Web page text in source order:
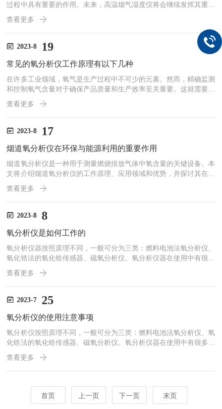
过程中具有重要的作用。未来，高温烟气湿度仪将会继续发挥其重要
作用，并且将会出现一些新的发展趋势和技术进步。首先，高温烟气
湿度仪将会更加精确和可靠。随着工业生产的发展和对环境问题的关
注，对于高温烟气湿度的测量要求也越来越高。因此，高温烟气湿度
仪将会不断地改进和升级，以提高其测量精度和稳定性，满足工业生
产的需求。其次，高温烟气湿度仪将会更加智能化和自动化。随着工
业自动化的不断发展，高温烟气湿度仪也将逐渐融入自动化系统
查看更多
2023-8 19
常见的氧分析仪工作原理有以下几种
在许多工业领域，氧气是生产过程中不可少的元素。然而，精确监测
和控制氧气含量对于确保产品质量和生产效率至关重要。这就需要一
种高精度、可靠性强的仪器来进行氧气分析。本文将介绍氧分析仪的
原理、应用和优势，并探讨其在现代化生产过程中的重要性。氧分析
仪通过测量样品中氧气的浓度来确定氧气含量。常见的氧分析仪工作
原理有以下几种：电化学法：这种方法使用电化学电池来测量氧气浓
比。光学法：光学氧分析仪利用氧气对特定波长的光的吸收特性来
查看更多
2023-8 17
烟道氧分析仪在环保与能源利用的重要作用
烟道氧分析仪是一种用于测量燃烧排放气体中氧含量的关键设备。本
文将介绍烟道氧分析仪的工作原理、应用领域和优势，并探讨其在环
境保护和能源利用方面的重要作用。随着环境污染日益严重，对燃烧
排放气体进行实时监测已成为保护环境和人类健康的重要任务。烟道
氧分析仪作为一种专业设备，可准确测量燃烧过程中氧气的含量，为
环保管理提供重要数据依据。本文将详细介绍烟道氧分析仪的原理和
仪基于电化学传感器技术，通过测量氧气与电极间的电流变化来确
查看更多
2023-8 8
氧分析仪是如何工作的
氧分析仪器按照原理不同，一般可分为三类：燃料电池法氧分析仪、
氧化锆法的氧化锆传感器、磁氧分析仪。氧分析仪器在使用中有很多
注意事项，否则极易出现分析结果不准确等问题。所以，莱百网总结
的几点注意事项，供您参考：1、氧分析仪在初次启用前，应该对连
接点，焊点，阀门等进行检漏，以确保空气中的氧不会反渗进入管道
及仪器内部，造成测量数值偏高。2、再次使用氧分析仪前，要进行
有漏入空气。3、样气中氧含量的变化会受管道材质及表面粗糙度
查看更多
2023-7 25
氧分析仪的使用注意事项
氧分析仪按照原理不同，一般可分为三类：燃料电池法氧分析仪、氧
化锆法的氧化锆传感器、磁氧分析仪。氧分析仪器在使用中有很多注
意事项，否则极易出现分析结果不精准等问题。1、氧分析仪在初次
启用前，应该对连接点，焊点，阀门等进行检漏，以确保空气中的氧
不会反渗进入管道及仪器内部，造成测量数值偏高。2、再次使用仪
取样管路时没有漏入空气。3、样气中氧含量的变化会受管道材质及
表面粗糙度影响，因此一般连接管路选用铜管或抛光过的不锈钢
查看更多
首页 上一页 下一页 末页